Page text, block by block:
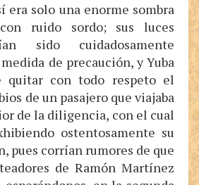
era solo una enorme sombra
ruido sordo; sus luces
sido cuidadosamente
de precaución, y Yuba
quitar con todo respeto el
de un pasajero que viajaba
de la diligencia, con el cual
ostentosamente su
pues corrían rumores de que
de Ramón Martínez